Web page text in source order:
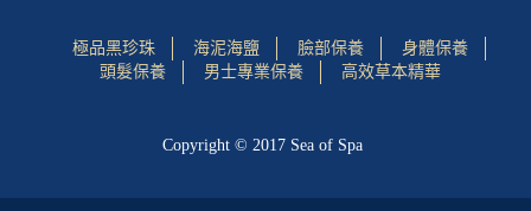
極品黑珍珠 海泥海鹽 臉部保養
身體保養
頭髮保養
男士專業保養 高效草本精華
Copyright © 2017 Sea of Spa